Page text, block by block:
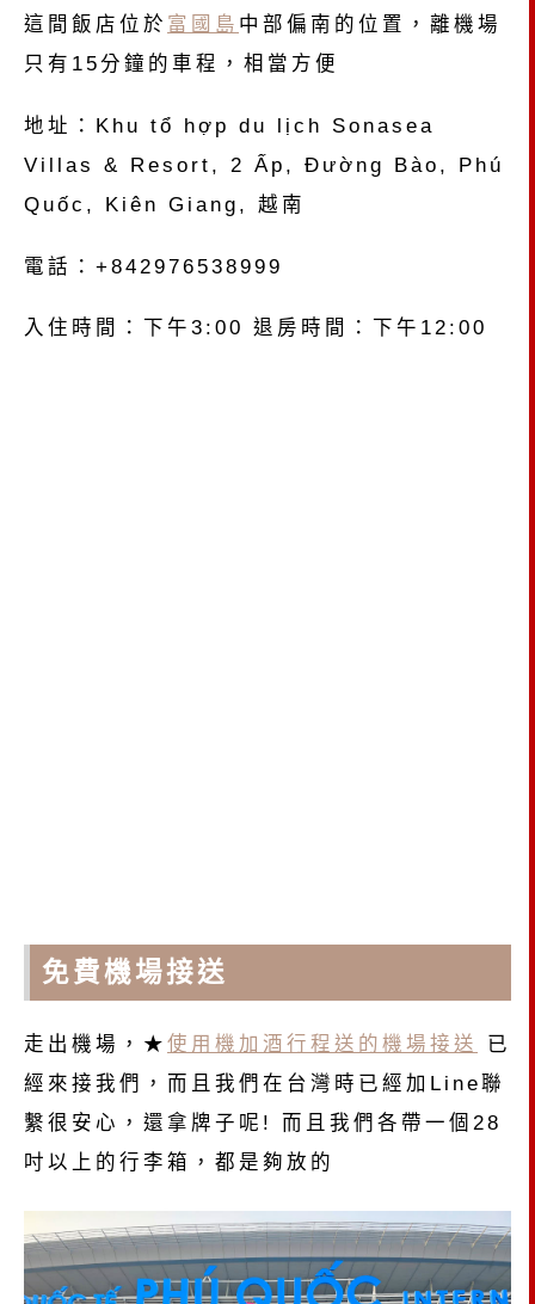
這間飯店位於 富國島 中部偏南的位置，離機場
只有15分鐘的車程，相當方便
地址：Khu tổ hợp du lịch Sonasea
Villas & Resort, 2 Ấp, Đường Bào, Phú
Quốc, Kiên Giang, 越南
電話：+842976538999
入住時間：下午3:00 退房時間：下午12:00
免費機場接送
走出機場，★ 使用機加酒行程送的機場接送
已
經來接我們，而且我們在台灣時已經加Line聯
繫很安心，還拿牌子呢! 而且我們各帶一個28
吋以上的行李箱，都是夠放的